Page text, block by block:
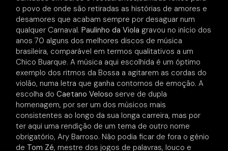
o povo de onde são retiradas as histórias de amores e
desamores que acabam sempre por desaguar num
qualquer Carnaval.Paulinho da Viola gravou no início dos
anos 70 alguns dos melhores discos de música
brasileira, comparável em termos qualitativos a um
Chico Buarque. A música aqui escolhida é um óptimo
exemplo dos ritmos da Bossa a agitarem as cordas do
violão, numa letra que ganha contornos de emoção. A
escolha doCaetano Veloso serve de dupla
homenagem, por ser um dos músicos mais
consistentes ao longo da sua longa carreira, mas por
ter aqui uma rendição de um tema de outro nome
obrigatório, Ary Barroso. Não podia ficar de fora o génio
de Tom Zé, mestre dos jogos de palavras, louco e